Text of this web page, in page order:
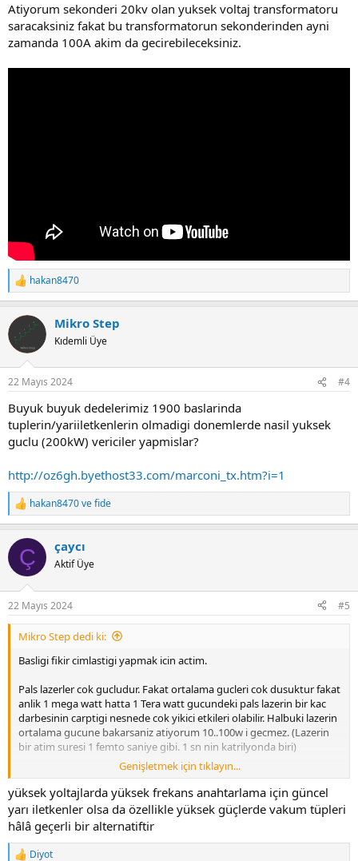
Atiyorum sekonderi 20kv olan yuksek voltaj transformatoru
saracaksiniz fakat bu transformatorun sekonderinden ayni
zamanda 100A akim da gecirebileceksiniz.
R
e
c
t
i
s
hakan8470
Mikro Step
Kıdemli Üye
22 Mayıs 2024 #4
Buyuk buyuk dedelerimiz 1900 baslarinda
tuplerin/yariiletkenlerin olmadigi donemlerde nasil yuksek
guclu (200kW) vericiler yapmislar?
http://oz6gh.byethost33.com/marconi_tx.htm?i=1
R
e
c
i
s
:
hakan8470vefide
Ç çaycı
Aktif Üye
22 Mayıs 2024 #5
Mikro Step dedi ki:
Basligi fikir cimlastigi yapmak icin actim.
Pals lazerler cok gucludur. Fakat ortalama gucleri cok dusuktur fakat
anlik 1 mega watt hatta 1 Tera watt gucundeki pals lazerin bir kac
darbesinin carptigi nesnede cok yikici etkileri olabilir. Halbuki lazerin
ortalama gucune bakarsaniz atiyorum 10..100w i gecmez. (Lazerin
bir atim suresi 1 femto saniye gibi. 1 sn nin katrilyonda biri)
Cok dusuk guclu transistorlerle surekli RF yayacagimiza pals lazerde
oldugu gibi megawatt guclerde pals salan RF yapsak diye hayal
ettim.
Aslinda bu calismayi yanlis hatirlamiyorsam Tesla yada Marconi
yapmisti. Ustelik elektronik komponentlerin olmadigi zamanda.
Genişletmek için tıklayın...
yüksek yoltajlarda yüksek frekans anahtarlama için güncel
yarı iletkenler olsa da özellikle yüksek güçlerde vakum tüpleri
hâlâ geçerli bir alternatiftir
Diyot